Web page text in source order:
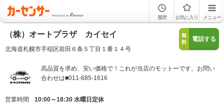
履歴 お気に入り メニュー
（株）オートプラザ カイセイ
北海道札幌市手稲区前田６条５丁目１番１４号
無
料
電話する
高品質を求め、安い価格で！これが当店のモットーです。お問い
合わせは■011-685-1616
営業時間
10:00～18:30 水曜日定休